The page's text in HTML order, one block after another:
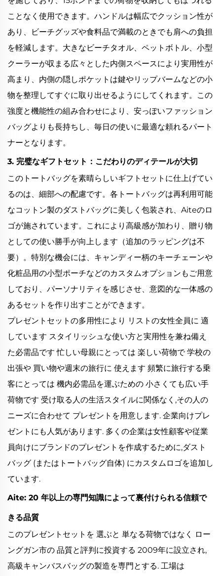
ことなく使用できます。ハンドルは幅広でクッション性が
あり、ビーチグッズや食料品で満載のときでも肩への負担
を軽減します。大きなビーチタオル、ペットボトル、小型
クーラーが収まる広々とした内側スペースにより実用性が
高まり、内側の隠しポケットは鍵やリップバームなどの小
物を整理してすぐに取り出せるようにしてくれます。この
強度と機能性の組み合わせにより、安っぽいファッション
バッグよりも長持ちし、毎日の使いに最適な頼れるパート
ナーとなります。
3. 完璧なギフトセット：こだわりのディテールが大切
このトートバッグを素晴らしいギフトセットに仕上げてい
るのは、細部への配慮です。各トートバッグは再利用可能
なコットン製のダストバッグに美しく包装され、Aiteのロ
ゴが施されています。これにより高級感が加わり、贈り物
としての使い勝手が向上します（追加のラッピングは不
要）。特別な機会には、キャンディー柄のキーチェーンや
化粧品用の小型ポーチなどのカスタムオプションもご用意
しており、パーソナリティを感じさせ、意図的な一体感の
あるセットを作り出すことができます。
プレゼントセットの多用性により リストの女性全員に 適
しています スタイリッシュな使い方と実用性を兼ね備え
た必需品です 忙しい母親にとっては 楽しい荷物で 学校の
出張や 買い物や週末の旅行に 使えます 頻繁に旅行する乗
客にとっては 機内必需品を運ぶための 小さくても広い手
荷物です 受け取る人の生活スタイルに関係なく,その人の
ニーズに合わせて プレゼントを用意します. 企業向けプレ
ゼントにも人気があります. 多くの企業は女性顧客や従業
員向けにブランドのプレゼントを作成するために,ダスト
バッグ (またはトートバッグ自体) にカスタムロゴを追加し
ています.
Aite: 20 年以上の専門知識によって裏付けられる信頼で
きる品質
このプレゼントセットを 選ぶと 単なる荷物ではなく ロー
ングガン市の 品質と評判に投資する 2009年に設立され,
高級キャンバスバッグの製造を専門とする. 工場は